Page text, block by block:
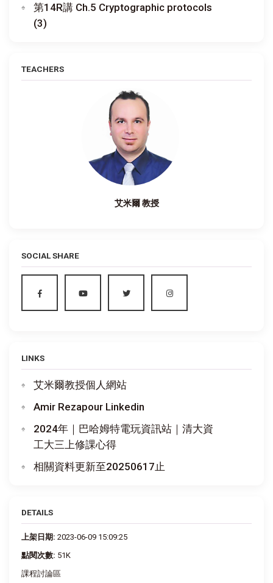
第14R講 Ch.5 Cryptographic protocols
(3)
TEACHERS
艾米爾 教授
SOCIAL SHARE
LINKS
艾米爾教授個人網站
Amir Rezapour Linkedin
2024年｜巴哈姆特電玩資訊站｜清大資
工大三上修課心得
相關資料更新至20250617止
DETAILS
上架日期: 2023-06-09 15:09:25
點閱次數: 51K
課程討論區